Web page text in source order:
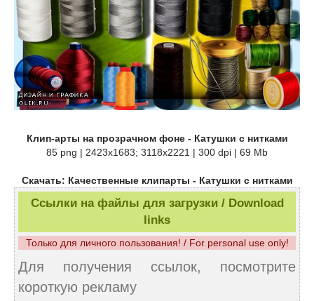
Клип-арты на прозрачном фоне - Катушки с нитками
85 png | 2423x1683; 3118х2221 | 300 dpi | 69 Mb
Скачать: Качественные клипарты - Катушки с нитками
Ссылки на файлы для загрузки / Download
links
Только для личного пользования! / For personal use only!
Для получения ссылок, посмотрите
короткую рекламу